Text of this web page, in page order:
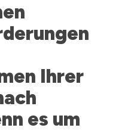
Ihrer
es um